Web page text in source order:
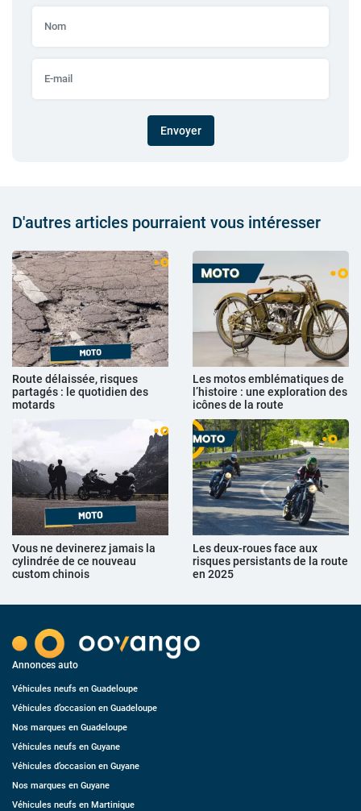
Envoyer
D'autres articles pourraient vous intéresser
Route délaissée, risques
partagés : le quotidien des
motards
Les motos emblématiques de
l’histoire : une exploration des
icônes de la route
Vous ne devinerez jamais la
cylindrée de ce nouveau
custom chinois
Les deux-roues face aux
risques persistants de la route
en 2025
Annonces auto
Véhicules neufs en Guadeloupe
Véhicules d’occasion en Guadeloupe
Nos marques en Guadeloupe
Véhicules neufs en Guyane
Véhicules d’occasion en Guyane
Nos marques en Guyane
Véhicules neufs en Martinique